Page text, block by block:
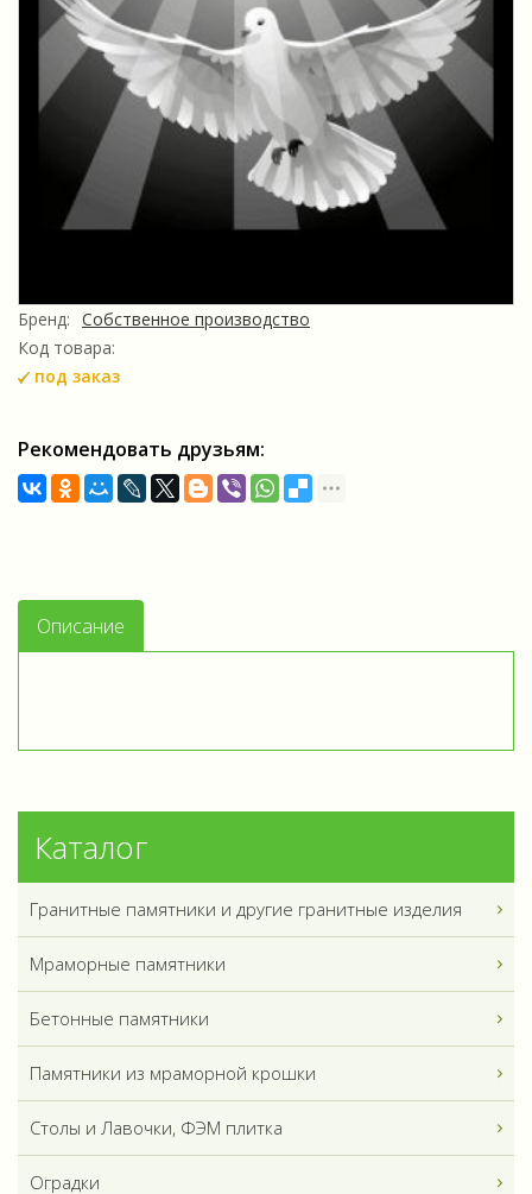
Бренд: Собственное производство
Код товара:
под заказ
Рекомендовать друзьям:
Описание
Каталог
Гранитные памятники и другие гранитные изделия
Мраморные памятники
Бетонные памятники
Памятники из мраморной крошки
Столы и Лавочки, ФЭМ плитка
Оградки